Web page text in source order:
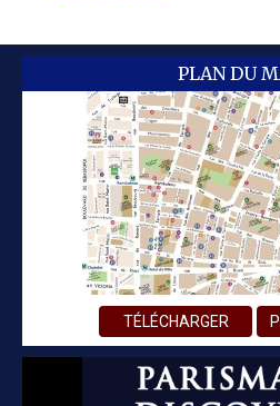
PLAN DU
TÉLÉCHARGER